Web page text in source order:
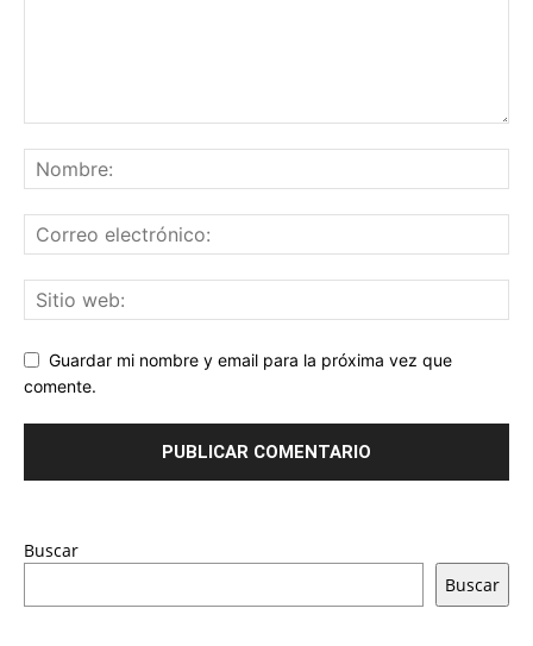
Guardar mi nombre y email para la próxima vez que
comente.
Buscar
Buscar